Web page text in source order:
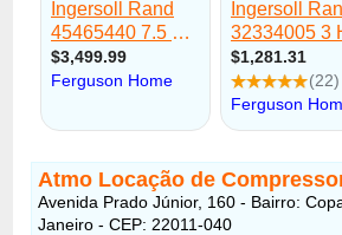
Atmo Locação de
Avenida Prado Júnior, 160 - Bairro:
Janeiro - CEP: 22011-040